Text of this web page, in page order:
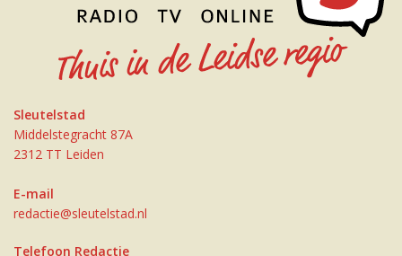
Sleutelstad
Middelstegracht 87A
2312 TT Leiden
E-mail
redactie@sleutelstad.nl
Telefoon Redactie